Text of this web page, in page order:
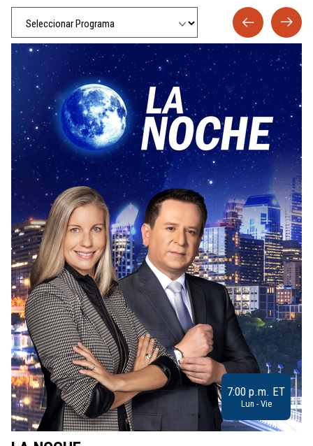
7:00 p.m. ET
Lun - Vie